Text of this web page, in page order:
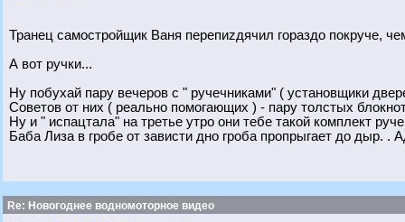
Транец самостройщик Ваня перепиzдячил гораздо покруче,
А вот ручки...
Ну побухай пару вечеров с " ручечниками" ( установщики
Советов от них ( реально помогающих ) - пару толстых
Ну и " испацтала" на третье утро они тебе такой комплект
Баба Лиза в гробе от зависти дно гроба пропрыгает до дыр. .
Re: Новогоднее водномоторное видео